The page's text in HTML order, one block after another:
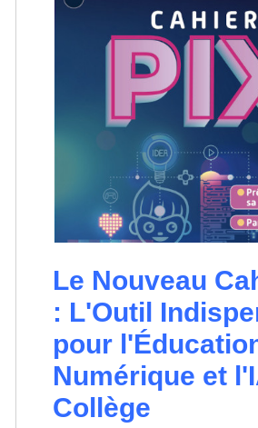
Le Nouveau
: L'Outil
pour
Numérique et
Collège